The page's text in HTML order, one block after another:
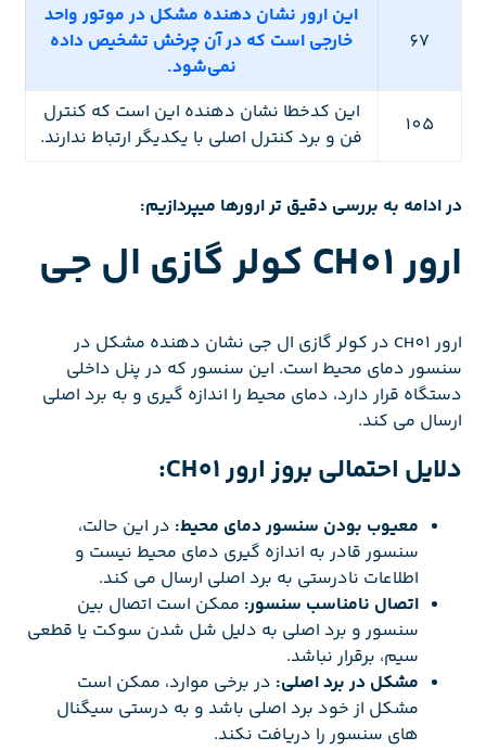
67
این ارور نشان دهنده مشکل در موتور واحد
خارجی است که در آن چرخش تشخیص داده
نمی‌شود.
105
این کدخطا نشان دهنده این است که کنترل
فن و برد کنترل اصلی با یکدیگر ارتباط ندارند.
در ادامه به بررسی دقیق تر ارورها میپردازیم:
ارور CH01 کولر گازی ال جی
ارور CH01 در کولر گازی ال جی نشان دهنده مشکل در
سنسور دمای محیط است. این سنسور که در پنل داخلی
دستگاه قرار دارد، دمای محیط را اندازه گیری و به برد اصلی
ارسال می کند.
دلایل احتمالی بروز ارور CH01:
معیوب بودن سنسور دمای محیط: در این حالت،
سنسور قادر به اندازه گیری دمای محیط نیست و
اطلاعات نادرستی به برد اصلی ارسال می کند.
اتصال نامناسب سنسور: ممکن است اتصال بین
سنسور و برد اصلی به دلیل شل شدن سوکت یا قطعی
سیم، برقرار نباشد.
مشکل در برد اصلی: در برخی موارد، ممکن است
مشکل از خود برد اصلی باشد و به درستی سیگنال
های سنسور را دریافت نکند.